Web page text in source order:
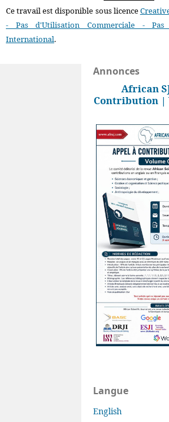
Ce travail est disponible sous licence
- Pas d'Utilisation Commerciale -
International.
Annonces
African
Contribution |
Langue
English